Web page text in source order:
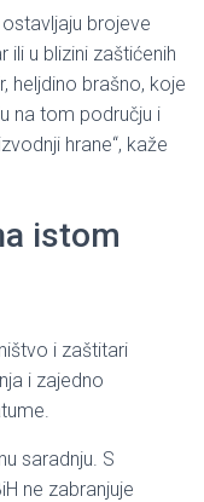
brojeve
u blizini zaštićenih
heljdino brašno, koje
na tom području i
hrane“, kaže
istom
i zaštitari
i zajedno
saradnju. S
ne zabranjuje